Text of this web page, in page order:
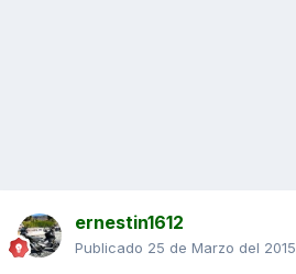
ernestin1612
Publicado 25 de Marzo del 2015